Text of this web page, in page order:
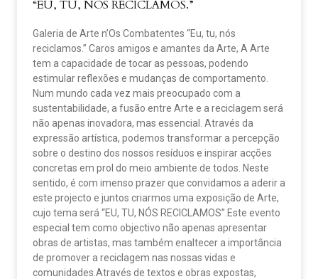
“EU, TU, NÓS RECICLAMOS.”
Galeria de Arte n’Os Combatentes “Eu, tu, nós
reciclamos.” Caros amigos e amantes da Arte, A Arte
tem a capacidade de tocar as pessoas, podendo
estimular reflexões e mudanças de comportamento.
Num mundo cada vez mais preocupado com a
sustentabilidade, a fusão entre Arte e a reciclagem será
não apenas inovadora, mas essencial. Através da
expressão artística, podemos transformar a percepção
sobre o destino dos nossos resíduos e inspirar acções
concretas em prol do meio ambiente de todos. Neste
sentido, é com imenso prazer que convidamos a aderir a
este projecto e juntos criarmos uma exposição de Arte,
cujo tema será “EU, TU, NÓS RECICLAMOS”.Este evento
especial tem como objectivo não apenas apresentar
obras de artistas, mas também enaltecer a importância
de promover a reciclagem nas nossas vidas e
comunidades.Através de textos e obras expostas,